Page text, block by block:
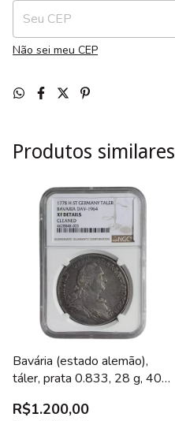
Não sei meu CEP
Produtos similares
Bavária (estado alemão),
táler, prata 0.833, 28 g, 40
KM 563.1, certificada NGC
R$1.200,00